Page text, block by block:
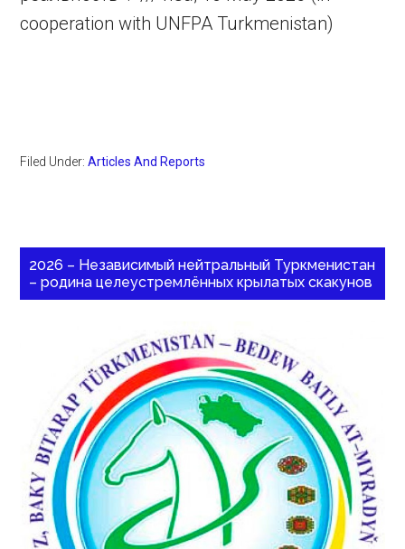
cooperation with UNFPA Turkmenistan)
Filed Under:Articles And Reports
2026 – Независимый нейтральный Туркменистан
– родина целеустремлённых крылатых скакунов